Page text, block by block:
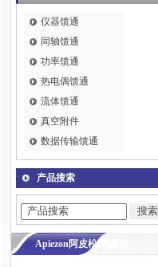
仪器馈通
同轴馈通
功率馈通
热电偶馈通
流体馈通
真空附件
数据传输馈通
产品搜索
Apiezon阿皮松/阿佩佐